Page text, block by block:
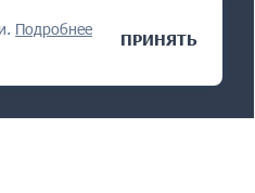
Подробнее
ПРИНЯТЬ